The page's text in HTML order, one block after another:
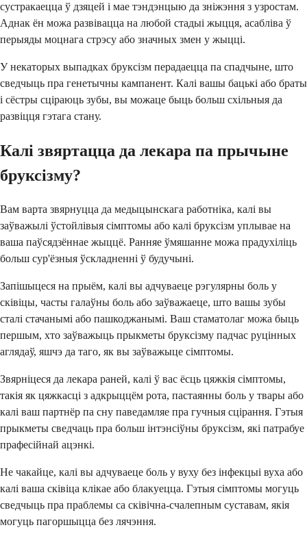
сустракаецца ў дзяцей і мае тэндэнцыю да зніжэння з узростам.
Аднак ён можа развівацца на любой стадыі жыцця, асабліва ў
перыяды моцнага стрэсу або значных змен у жыцці.
У некаторых выпадках бруксізм перадаецца па спадчыне, што
сведчыць пра генетычны кампанент. Калі вашы бацькі або браты
і сёстры сціраюць зубы, вы можаце быць больш схільныя да
развіцця гэтага стану.
Калі звяртацца да лекара па прычыне
бруксізму?
Вам варта звярнуцца да медыцынскага работніка, калі вы
заўважылі ўстойлівыя сімптомы або калі бруксізм уплывае на
ваша паўсядзённае жыццё. Ранняе ўмяшанне можа прадухіліць
больш сур'ёзныя ўскладненні ў будучыні.
Запішыцеся на прыём, калі вы адчуваеце рэгулярны боль у
сківіцы, часты галаўны боль або заўважаеце, што вашы зубы
сталі стачанымі або пашкоджанымі. Ваш стаматолаг можа быць
першым, хто заўважыць прыкметы бруксізму падчас руцінных
аглядаў, яшчэ да таго, як вы заўважыце сімптомы.
Звярніцеся да лекара раней, калі ў вас ёсць цяжкія сімптомы,
такія як цяжкасці з адкрыццём рота, пастаянны боль у твары або
калі ваш партнёр па сну паведамляе пра гучныя сцірання. Гэтыя
прыкметы сведчаць пра больш інтэнсіўны бруксізм, які патрабуе
прафесійнай ацэнкі.
Не чакайце, калі вы адчуваеце боль у вуху без інфекцыі вуха або
калі ваша сківіца клікае або блакуецца. Гэтыя сімптомы могуць
сведчыць пра праблемы са сківічна-счалепным суставам, якія
могуць пагоршыцца без лячэння.